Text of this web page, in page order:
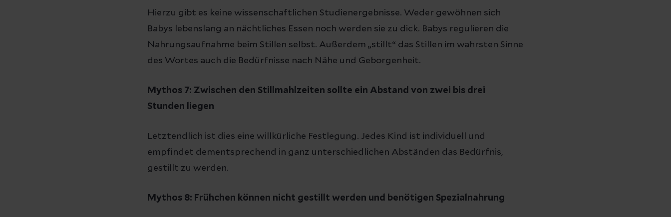
Hierzu gibt es keine wissenschaftlichen Studienergebnisse. Weder gewöhnen sich
Babys lebenslang an nächtliches Essen noch werden sie zu dick. Babys regulieren die
Nahrungsaufnahme beim Stillen selbst. Außerdem „stillt“ das Stillen im wahrsten Sinne
des Wortes auch die Bedürfnisse nach Nähe und Geborgenheit.
Mythos 7: Zwischen den Stillmahlzeiten sollte ein Abstand von zwei bis drei
Stunden liegen
Letztendlich ist dies eine willkürliche Festlegung. Jedes Kind ist individuell und
empfindet dementsprechend in ganz unterschiedlichen Abständen das Bedürfnis,
gestillt zu werden.
Mythos 8: Frühchen können nicht gestillt werden und benötigen Spezialnahrung